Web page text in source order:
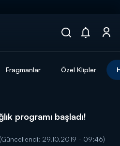
Fragmanlar Özel Klipler
programı başladı!
(Güncellendi: 29.10.2019 - 09:46)